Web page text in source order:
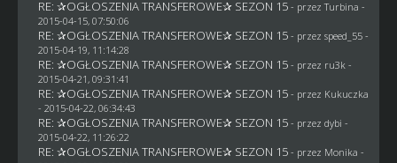
RE: ✰OGŁOSZENIA TRANSFEROWE✰ SEZON 15 - przez Turbina -
2015-04-15, 07:50:06
RE: ✰OGŁOSZENIA TRANSFEROWE✰ SEZON 15 - przez speed_55 -
2015-04-19, 11:14:28
RE: ✰OGŁOSZENIA TRANSFEROWE✰ SEZON 15 - przez ru3k -
2015-04-21, 09:31:41
RE: ✰OGŁOSZENIA TRANSFEROWE✰ SEZON 15 - przez Kukuczka
- 2015-04-22, 06:34:43
RE: ✰OGŁOSZENIA TRANSFEROWE✰ SEZON 15 - przez dybi -
2015-04-22, 11:26:22
RE: ✰OGŁOSZENIA TRANSFEROWE✰ SEZON 15 - przez Monika -